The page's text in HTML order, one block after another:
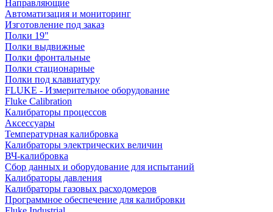
Направляющие
Автоматизация и мониторинг
Изготовление под заказ
Полки 19"
Полки выдвижные
Полки фронтальные
Полки стационарные
Полки под клавиатуру
FLUKE - Измерительное оборудование
Fluke Calibration
Калибраторы процессов
Аксессуары
Температурная калибровка
Калибраторы электрических величин
ВЧ-калибровка
Сбор данных и оборудование для испытаний
Калибраторы давления
Калибраторы газовых расходомеров
Программное обеспечение для калибровки